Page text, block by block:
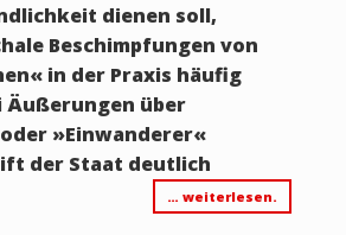
dienen soll,
Beschimpfungen von
in der Praxis häufig
Äußerungen über
»Einwanderer«
der Staat deutlich
… weiterlesen.